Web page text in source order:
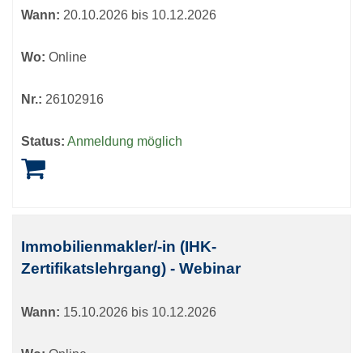
Wann: 20.10.2026 bis 10.12.2026
Wo: Online
Nr.: 26102916
Status: Anmeldung möglich
Immobilienmakler/-in (IHK-
Zertifikatslehrgang) - Webinar
Wann: 15.10.2026 bis 10.12.2026